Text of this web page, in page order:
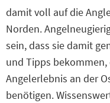
damit voll auf die
Norden.
sein, dass sie damit
und Tipps bekommen,
Angelerlebnis an der
benötigen.